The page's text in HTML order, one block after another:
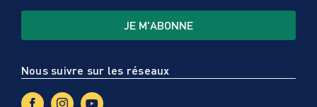
Nous suivre sur les réseaux